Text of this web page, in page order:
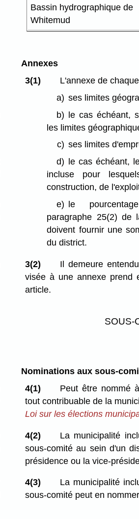
Bassin hydrographique de
Whitemud
Annexes
3(1)
L'annexe de
a) ses limites
b) le cas échéant,
les limites
c) ses limites
d)
le cas échéant,
incluse pour
construction, de
e)
le
paragraphe 25(2) de
doivent fournir une
du district.
3(2)
Il demeure
visée à une annexe prend
article.
SOUS-
Nominations aux sous-
4(1)
Peut être nommé
tout contribuable de la
Loi sur les élections
4(2)
La municipalité
sous-comité au sein d'un
présidence ou la vice-
4(3)
La municipalité
sous-comité peut en